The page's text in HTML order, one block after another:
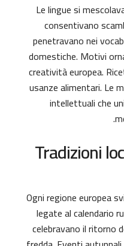
Le lingue si
consentivano
penetravano nei
domestiche. Motivi
creatività europea.
usanze alimentari. Le
intellettuali che
Tradizioni
Ogni regione europea
legate al calendario
celebravano il ritorno